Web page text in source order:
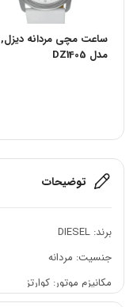
ساعت مچی مردانه دیزل,
مدل DZ1405
توضیحات
برند: DIESEL
جنسیت: مردانه
مکانیزم موتور: کوارتز